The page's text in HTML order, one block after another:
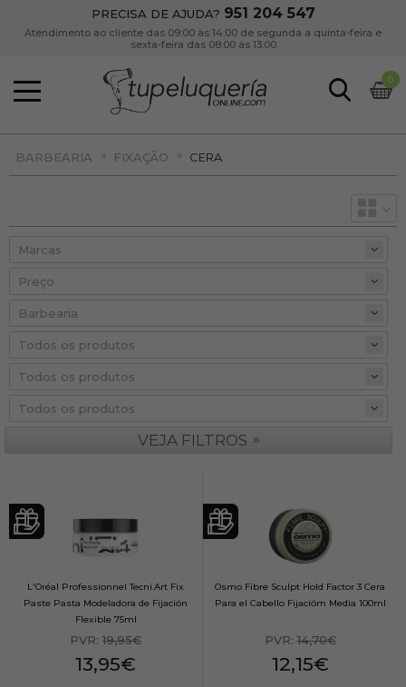
PRECISA DE AJUDA? 951 204 547
Atendimento ao cliente das 09:00 às 14:00 de segunda a quinta-feira e
sexta-feira das 08:00 às 13:00
0
BARBEARIA » FIXAÇÃO » CERA
Preço
VEJA FILTROS »
L'Oréal Professionnel Tecni.Art Fix
Paste Pasta Modeladora de Fijación
Flexible 75ml
PVR: 19,95€
13,95€
Osmo Fibre Sculpt Hold Factor 3 Cera
Para el Cabello Fijacióm Media 100ml
PVR:14,70€
12,15€